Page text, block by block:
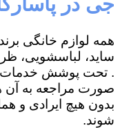
همه لوازم خانگی
ساید، لباسشویی،
. تحت پوشش خدمات
صورت مراجعه به آن
بدون هیچ ایرادی و
شوند.